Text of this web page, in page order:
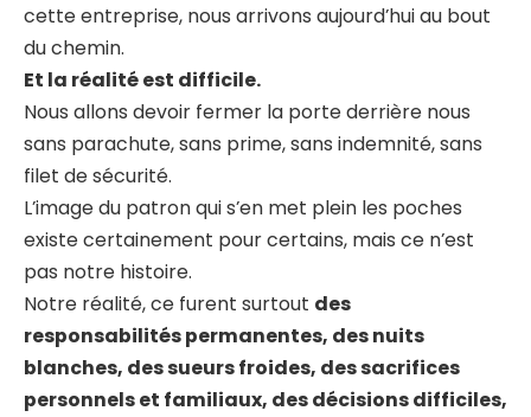
cette entreprise, nous arrivons aujourd’hui au bout
du chemin.
Et la réalité est difficile.
Nous allons devoir fermer la porte derrière nous
sans parachute, sans prime, sans indemnité, sans
filet de sécurité.
L’image du patron qui s’en met plein les poches
existe certainement pour certains, mais ce n’est
pas notre histoire.
Notre réalité, ce furent surtout des
responsabilités permanentes, des nuits
blanches, des sueurs froides, des sacrifices
personnels et familiaux, des décisions difficiles,